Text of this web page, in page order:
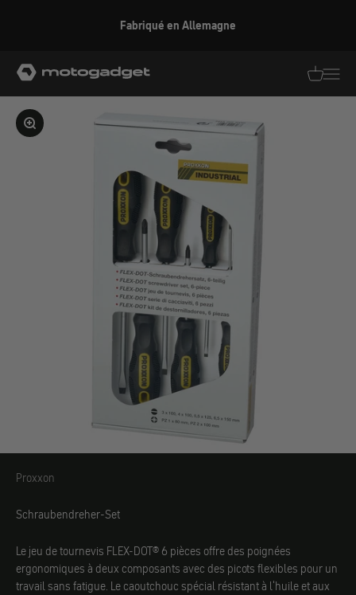
Fabriqué en Allemagne
motogadget GmbH
Agrandir l'image
Proxxon
Proxxon
Schraubendreher-Set
Le jeu de tournevis FLEX-DOT® 6 pièces offre des poignées
ergonomiques à deux composants avec des picots flexibles pour un
travail sans fatigue. Le caoutchouc spécial résistant à l'huile et aux